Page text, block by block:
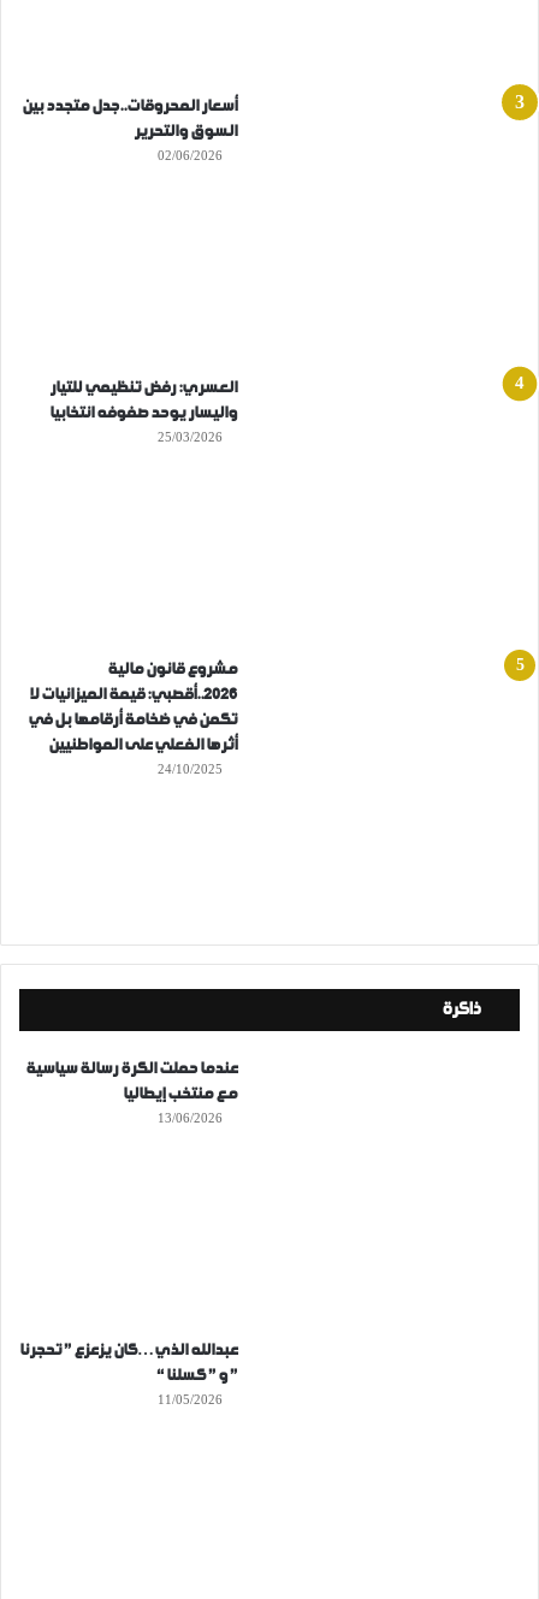
أسعار المحروقات..جدل متجدد بين
السوق والتحرير
02/06/2026
العسري: رفض تنظيمي للتيار
واليسار يوحد صفوفه انتخابيا
25/03/2026
مشروع قانون مالية
2026..أقصبي: قيمة الميزانيات لا
تكمن في ضخامة أرقامها بل في
أثرها الفعلي على المواطنيين
24/10/2025
ذاكرة
عندما حملت الكرة رسالة سياسية
مع منتخب إيطاليا
13/06/2026
عبدالله الذي…كان يزعزع ” تحجرنا
” و ” كسلنا “
11/05/2026